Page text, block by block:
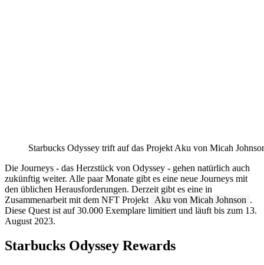
Starbucks Odyssey trift auf das Projekt Aku von Micah
Die Journeys - das Herzstück von Odyssey - gehen natürlich auch
zukünftig weiter. Alle paar Monate gibt es eine neue Journeys mit
den üblichen Herausforderungen. Derzeit gibt es eine in
Zusammenarbeit mit dem NFT Projekt
Aku von Micah Johnson .
Diese Quest ist auf 30.000 Exemplare limitiert und läuft bis zum 13.
August 2023.
Starbucks Odyssey Rewards